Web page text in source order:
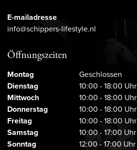
E-mailadresse
info@schippers-lifestyle.nl
Öffnungszeiten
Montag
Geschlossen
Dienstag
10:00 - 18:00 Uhr
Mittwoch
10:00 - 18:00 Uhr
Donnerstag
10:00 - 18:00 Uhr
Freitag
10:00 - 18:00 Uhr
Samstag
10:00 - 17:00 Uhr
Sonntag
12:00 - 17:00 Uhr